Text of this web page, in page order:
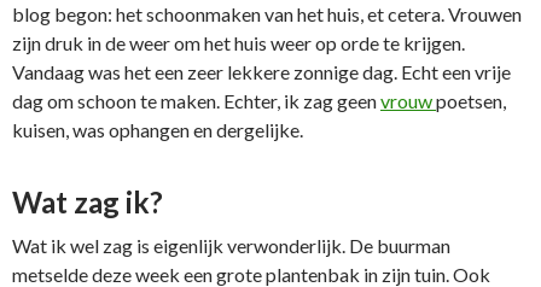
blog begon: het schoonmaken van het huis, et cetera. Vrouwen
zijn druk in de weer om het huis weer op orde te krijgen.
Vandaag was het een zeer lekkere zonnige dag. Echt een vrije
dag om schoon te maken. Echter, ik zag geenvrouwpoetsen,
kuisen, was ophangen en dergelijke.
Wat zag ik?
Wat ik wel zag is eigenlijk verwonderlijk. De buurman
metselde deze week een grote plantenbak in zijn tuin. Ook